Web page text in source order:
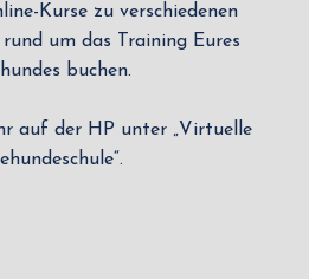
Kurse zu verschiedenen
rund um das Training Eures
buchen.
auf der HP unter „Virtuelle